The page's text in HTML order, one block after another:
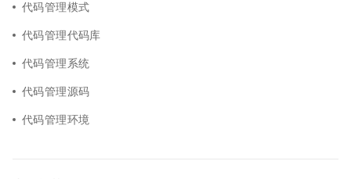
代码管理模式
代码管理代码库
代码管理系统
代码管理源码
代码管理环境